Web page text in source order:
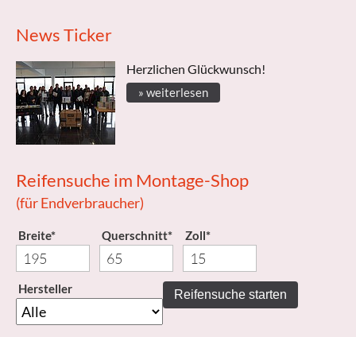
News Ticker
Herzlichen Glückwunsch!
» weiterlesen
Reifensuche im Montage-Shop
(für Endverbraucher)
Breite* Querschnitt* Zoll*
Hersteller Reifensuche starten